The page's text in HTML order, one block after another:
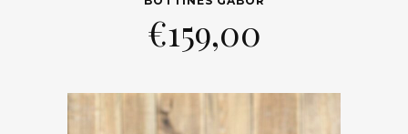
€159,00